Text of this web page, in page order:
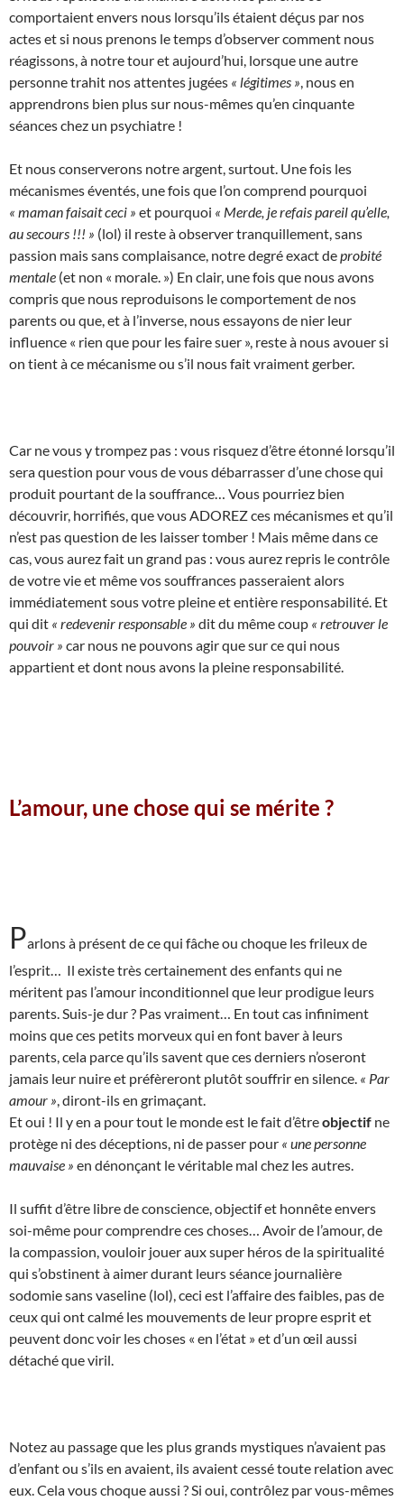
comportaient envers nous lorsqu’ils étaient déçus par nos
actes et si nous prenons le temps d’observer comment nous
réagissons, à notre tour et aujourd’hui, lorsque une autre
personne trahit nos attentes jugées « légitimes » , nous en
apprendrons bien plus sur nous-mêmes qu’en cinquante
séances chez un psychiatre !
Et nous conserverons notre argent, surtout. Une fois les
mécanismes éventés, une fois que l’on comprend pourquoi
« maman faisait ceci » et pourquoi « Merde, je refais pareil qu’elle,
au secours !!! » (lol) il reste à observer tranquillement, sans
passion mais sans complaisance, notre degré exact deprobité
mentale (et non « morale. ») En clair, une fois que nous avons
compris que nous reproduisons le comportement de nos
parents ou que, et à l’inverse, nous essayons de nier leur
influence « rien que pour les faire suer », reste à nous avouer si
on tient à ce mécanisme ou s’il nous fait vraiment gerber.
Car ne vous y trompez pas : vous risquez d’être étonné lorsqu’il
sera question pour vous de vous débarrasser d’une chose qui
produit pourtant de la souffrance… Vous pourriez bien
découvrir, horrifiés, que vous ADOREZ ces mécanismes et qu’il
n’est pas question de les laisser tomber ! Mais même dans ce
cas, vous aurez fait un grand pas : vous aurez repris le contrôle
de votre vie et même vos souffrances passeraient alors
immédiatement sous votre pleine et entière responsabilité. Et
qui dit « redevenir responsable » dit du même coup « retrouver le
pouvoir » car nous ne pouvons agir que sur ce qui nous
appartient et dont nous avons la pleine responsabilité.
L’amour, une chose qui se mérite ?
Parlons à présent de ce qui fâche ou choque les frileux de
l’esprit… Il existe très certainement des enfants qui ne
méritent pas l’amour inconditionnel que leur prodigue leurs
parents. Suis-je dur ? Pas vraiment… En tout cas infiniment
moins que ces petits morveux qui en font baver à leurs
parents, cela parce qu’ils savent que ces derniers n’oseront
jamais leur nuire et préfèreront plutôt souffrir en silence. « Par
amour » , diront-ils en grimaçant.
Et oui ! Il y en a pour tout le monde est le fait d’êtreobjectif ne
protège ni des déceptions, ni de passer pour « une personne
mauvaise » en dénonçant le véritable mal chez les autres.
Il suffit d’être libre de conscience, objectif et honnête envers
soi-même pour comprendre ces choses… Avoir de l’amour, de
la compassion, vouloir jouer aux super héros de la spiritualité
qui s’obstinent à aimer durant leurs séance journalière
sodomie sans vaseline (lol), ceci est l’affaire des faibles, pas de
ceux qui ont calmé les mouvements de leur propre esprit et
peuvent donc voir les choses « en l’état » et d’un œil aussi
détaché que viril.
Notez au passage que les plus grands mystiques n’avaient pas
d’enfant ou s’ils en avaient, ils avaient cessé toute relation avec
eux. Cela vous choque aussi ? Si oui, contrôlez par vous-mêmes